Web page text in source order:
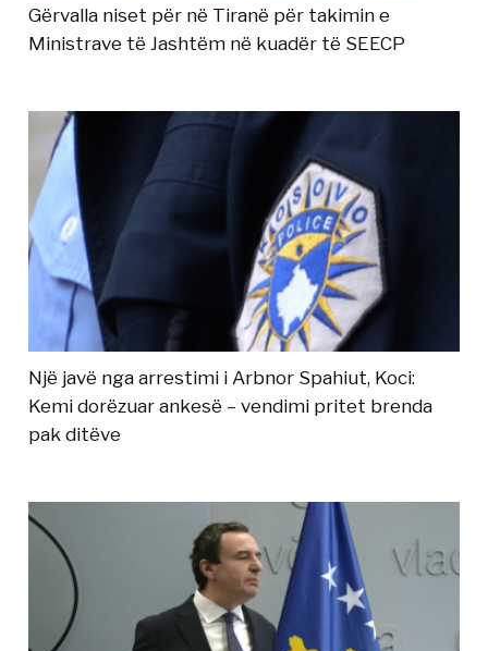
Gërvalla niset për në Tiranë për takimin e
Ministrave të Jashtëm në kuadër të SEECP
Një javë nga arrestimi i Arbnor Spahiut, Koci:
Kemi dorëzuar ankesë – vendimi pritet brenda
pak ditëve